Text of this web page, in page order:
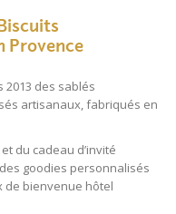
Provence
2013 des sablés
artisanaux, fabriqués en
et du cadeau d’invité
goodies personnalisés
de bienvenue hôtel